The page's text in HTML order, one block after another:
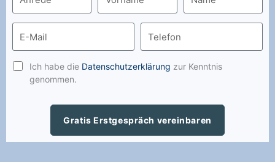
Ich habe die Datenschutzerklärung zur Kenntnis
genommen.
Gratis Erstgespräch vereinbaren